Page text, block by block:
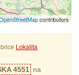
contributors
Lokalita
4551 na